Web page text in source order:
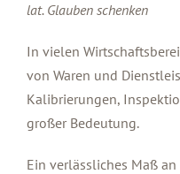
lat. Glauben schenken
In vielen
von Waren und
Kalibrierungen,
großer Bedeutung.
Ein verlässliches Maß